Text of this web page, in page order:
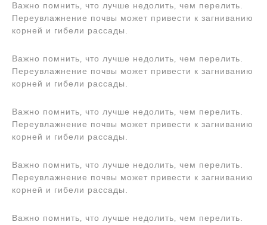
Важно помнить‚ что лучше недолить‚ чем перелить.
Переувлажнение почвы может привести к загниванию
корней и гибели рассады.
Важно помнить‚ что лучше недолить‚ чем перелить.
Переувлажнение почвы может привести к загниванию
корней и гибели рассады.
Важно помнить‚ что лучше недолить‚ чем перелить.
Переувлажнение почвы может привести к загниванию
корней и гибели рассады.
Важно помнить‚ что лучше недолить‚ чем перелить.
Переувлажнение почвы может привести к загниванию
корней и гибели рассады.
Важно помнить‚ что лучше недолить‚ чем перелить.